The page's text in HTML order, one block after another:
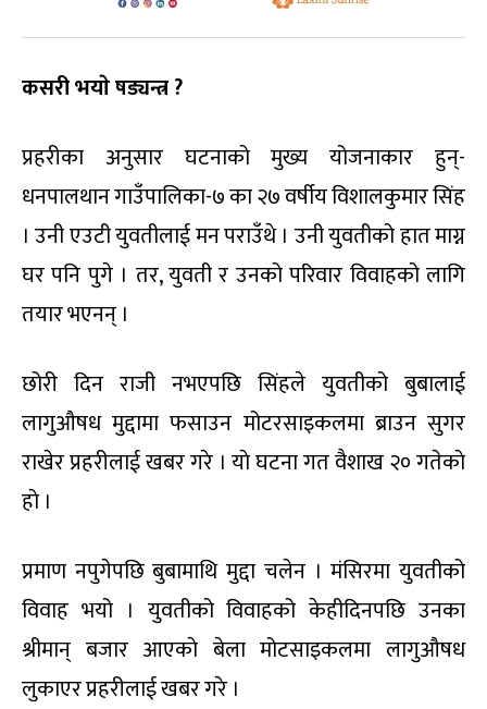
कसरी भयाे षड्यन्त्र ?
प्रहरीका अनुसार घटनाको मुख्य योजनाकार हुन्-
धनपालथान गाउँपालिका-७ का २७ वर्षीय विशालकुमार सिंह
। उनी एउटी युवतीलाई मन पराउँथे । उनी युवतीको हात माग्न
घर पनि पुगे । तर, युवती र उनको परिवार विवाहको लागि
तयार भएनन् ।
छोरी दिन राजी नभएपछि सिंहले युवतीको बुबालाई
लागुऔषध मुद्दामा फसाउन मोटरसाइकलमा ब्राउन सुगर
राखेर प्रहरीलाई खबर गरे । याे घटना गत वैशाख २० गतेकाे
हाे ।
प्रमाण नपुगेपछि बुबामाथि मुद्दा चलेन । मंसिरमा युवतीको
विवाह भयो । युवतीको विवाहको केहीदिनपछि उनका
श्रीमान् बजार आएकाे बेला मोटसाइकलमा लागुऔषध
लुकाएर प्रहरीलाई खबर गरे ।